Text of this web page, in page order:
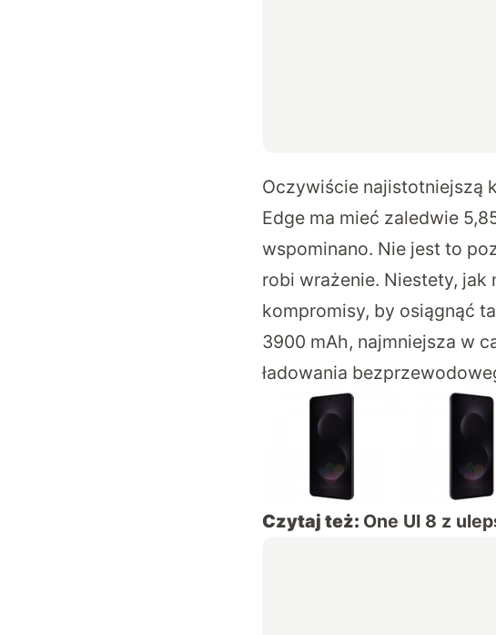
Oczywiście najistotniejszą
Edge ma mieć zaledwie
wspominano. Nie jest to
robi wrażenie. Niestety, jak
kompromisy, by osiągnąć
3900 mAh, najmniejsza w
ładowania
Czytaj też: One UI 8 z